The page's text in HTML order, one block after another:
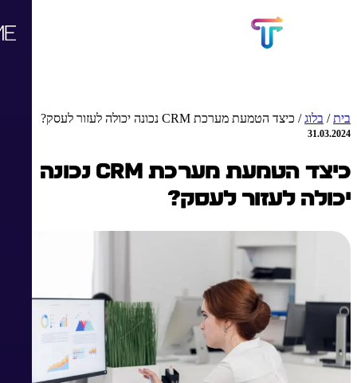
בית/ בלוג/ כיצד הטמעת מערכת CRM נכונה יכולה לעזור לעסק?
31.03.2024
כיצד הטמעת מערכת CRM נכונה
יכולה לעזור לעסק?